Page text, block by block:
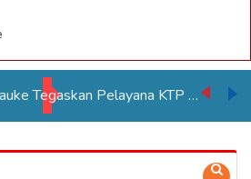
PSN Tebu di Merauke Ditargetkan Beroperasi 2027, Serap Lebih Banyak Tenaga Kerja Papua